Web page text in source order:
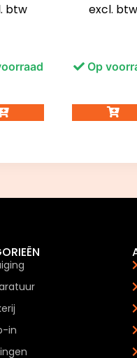
btw excl. btw
Op
in